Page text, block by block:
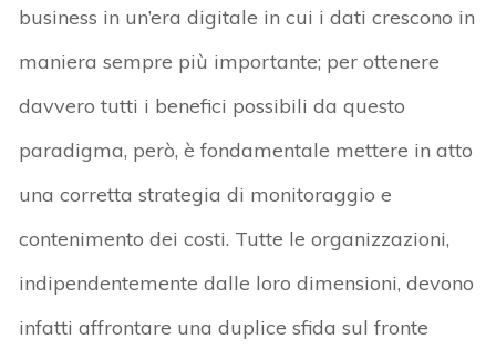
business in un’era digitale in cui i dati crescono in
maniera sempre più importante; per ottenere
davvero tutti i benefici possibili da questo
paradigma, però, è fondamentale mettere in atto
una corretta strategia di monitoraggio e
contenimento dei costi. Tutte le organizzazioni,
indipendentemente dalle loro dimensioni, devono
infatti affrontare una duplice sfida sul fronte